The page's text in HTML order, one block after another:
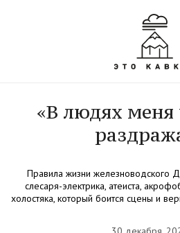
«В людях меня
Правила жизни
слесаря-электрика, атеиста,
холостяка, который боится сцены и